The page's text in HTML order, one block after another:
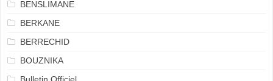
BENSLIMANE
BERKANE
BERRECHID
BOUZNIKA